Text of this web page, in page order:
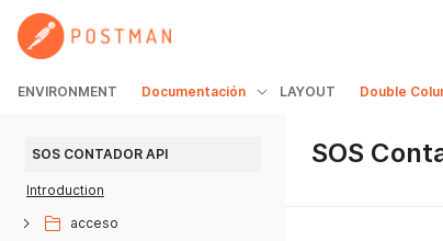
ENVIRONMENT Documentación LAYOUT Double
SOS CONTADOR API
Introduction
acceso
SOS